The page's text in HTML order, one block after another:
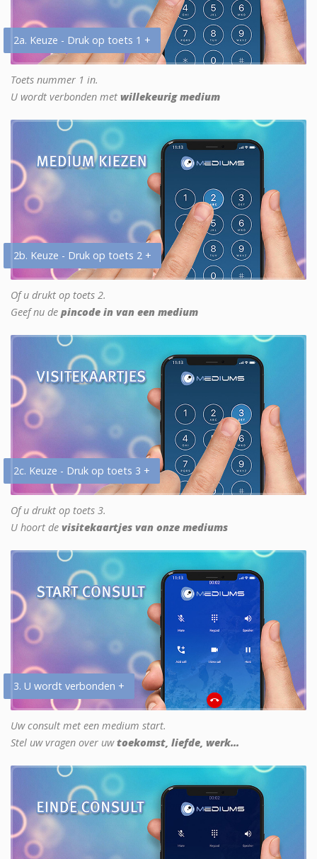
2a. Keuze - Druk op toets 1 +
Toets nummer 1 in.
U wordt verbonden met willekeurig medium
2b. Keuze - Druk op toets 2 +
Of u drukt op toets 2.
Geef nu de pincode in van een medium
2c. Keuze - Druk op toets 3 +
Of u drukt op toets 3.
U hoort de visitekaartjes van onze mediums
3. U wordt verbonden +
Uw consult met een medium start.
Stel uw vragen over uwtoekomst, liefde, werk...